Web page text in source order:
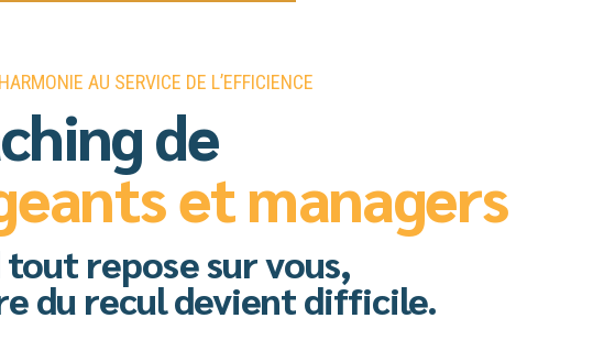
AU SERVICE DE L’EFFICIENCE
de
et managers
tout repose sur vous,
du recul devient difficile.